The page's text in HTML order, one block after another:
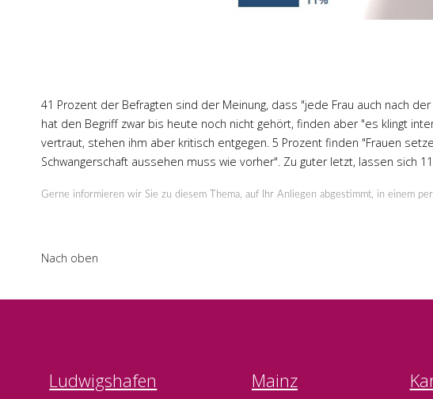
41 Prozent der Befragten sind der Meinung, dass "jede Frau auch nach
hat den Begriff zwar bis heute noch nicht gehört, finden aber "es klingt
vertraut, stehen ihm aber kritisch entgegen. 5 Prozent finden "Frauen
Schwangerschaft aussehen muss wie vorher". Zu guter letzt, lassen sich
Gerne informieren wir Sie zu diesem Thema, auf Ihr Anliegen abgestimmt, in einem
Nach oben
Ludwigshafen Mainz